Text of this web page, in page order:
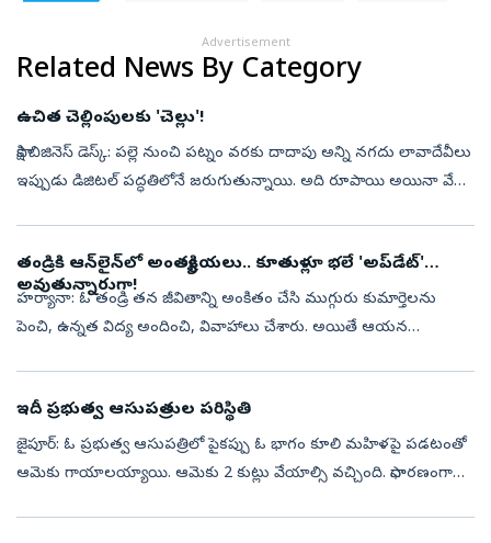
Advertisement
Related News By Category
ఉచిత చెల్లింపులకు 'చెల్లు'!
సాక్షి బిజినెస్‌ డెస్క్‌: పల్లె నుంచి పట్నం వరకు దాదాపు అన్ని నగదు లావాదేవీలు
ఇప్పుడు డిజిటల్‌ పద్ధతిలోనే జరుగుతున్నాయి. అది రూపాయి అయినా వేల
తండ్రికి ఆన్‌లైన్‌లో అంత్యక్రియలు.. కూతుళ్లూ భలే 'అప్‌డేట్‌'
అవుతున్నారుగా!
హర్యానా: ఓ తండ్రి తన జీవితాన్ని అంకితం చేసి ముగ్గురు కుమార్తెలను
పెంచి, ఉన్నత విద్య అందించి, వివాహాలు చేశారు. అయితే ఆయన
ఇదీ ప్రభుత్వ ఆసుపత్రుల పరిస్థితి
జైపూర్‌: ఓ ప్రభుత్వ ఆసుపత్రిలో పైకప్పు ఓ భాగం కూలి మహిళపై పడటంతో
ఆమెకు గాయాలయ్యాయి. ఆమెకు 2 కుట్లు వేయాల్సి వచ్చింది. సాధారణంగా